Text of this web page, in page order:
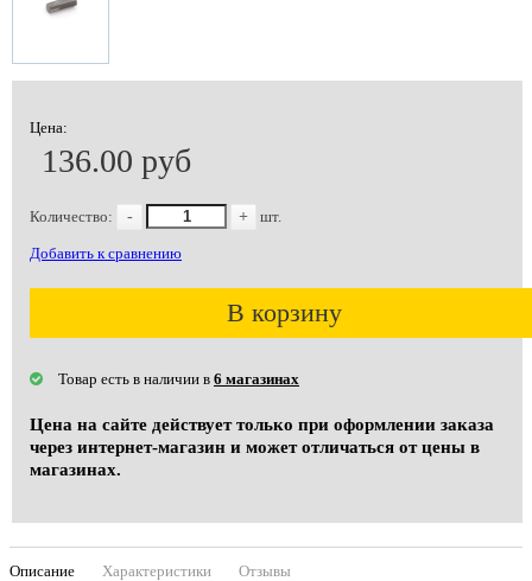
Цена:
136.00 руб
Количество: - + шт.
Добавить к сравнению
В корзину
Товар есть в наличии в 6 магазинах
Цена на сайте действует только при оформлении заказа
через интернет-магазин и может отличаться от цены в
магазинах.
Описание Характеристики Отзывы